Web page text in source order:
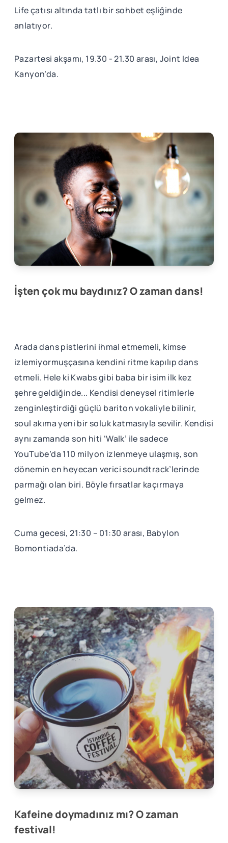
Life çatısı altında tatlı bir sohbet eşliğinde
anlatıyor.
Pazartesi akşamı, 19.30 - 21.30 arası, Joint Idea
Kanyon’da.
İşten çok mu baydınız? O zaman dans!
Arada dans pistlerini ihmal etmemeli, kimse
izlemiyormuşçasına kendini ritme kapılıp dans
etmeli. Hele ki Kwabs gibi baba bir isim ilk kez
şehre geldiğinde... Kendisi deneysel ritimlerle
zenginleştirdiği güçlü bariton vokaliyle bilinir,
soul akıma yeni bir soluk katmasıyla sevilir. Kendisi
aynı zamanda son hiti ‘Walk’ ile sadece
YouTube’da 110 milyon izlenmeye ulaşmış, son
dönemin en heyecan verici soundtrack’lerinde
parmağı olan biri. Böyle fırsatlar kaçırmaya
gelmez.
Cuma gecesi, 21:30 – 01:30 arası, Babylon
Bomontiada’da.
Kafeine doymadınız mı? O zaman
festival!